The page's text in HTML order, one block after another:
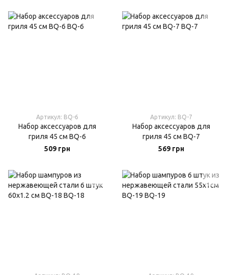
Артикул: BQ-6
Набор аксессуаров для
гриля 45 см BQ-6
509 грн
Артикул: BQ-7
Набор аксессуаров для
гриля 45 см BQ-7
569 грн